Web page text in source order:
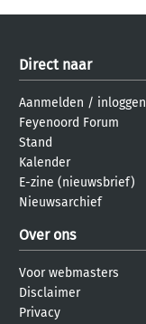
Direct naar
Aanmelden / inloggen
Feyenoord Forum
Stand
Kalender
E-zine (nieuwsbrief)
Nieuwsarchief
Over ons
Voor webmasters
Disclaimer
Privacy